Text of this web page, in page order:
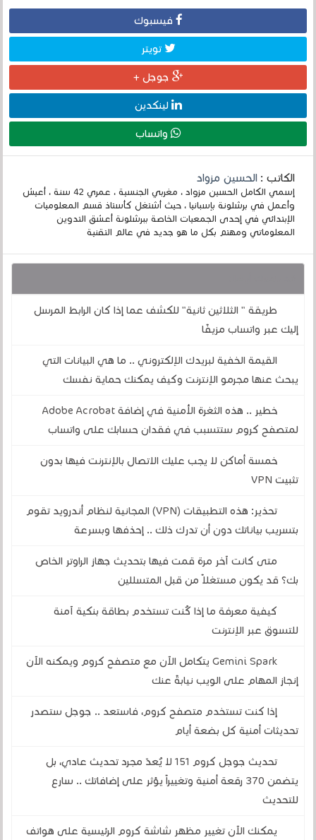
فيسبوك
تويتر
جوجل +
لينكدين
واتساب
الكاتب :الحسين مزواد
إسمي الكامل الحسين مزواد ، مغربي الجنسية ، عمري 42 سنة ، أعيش
وأعمل في برشلونة بإسبانيا ، حيث أشتغل كأستاذ قسم المعلوميات
الإبتدائي في إحدى الجمعيات الخاصة ببرشلونة أعشق التدوين
المعلوماتي ومهتم بكل ما هو جديد في عالم التقنية
طريقة " الثلاثين ثانية" للكشف عما إذا كان الرابط المرسل
إليك عبر واتساب مزيفًا
القيمة الخفية لبريدك الإلكتروني .. ما هي البيانات التي
يبحث عنها مجرمو الإنترنت وكيف يمكنك حماية نفسك
خطير .. هذه الثغرة الأمنية في إضافة Adobe Acrobat
لمتصفح كروم ستتسبب في فقدان حسابك على واتساب
خمسة أماكن لا يجب عليك الاتصال بالإنترنت فيها بدون
تثبيت VPN
تحذير: هذه التطبيقات (VPN) المجانية لنظام أندرويد تقوم
بتسريب بياناتك دون أن تدرك ذلك .. إحذفها وبسرعة
متى كانت آخر مرة قمت فيها بتحديث جهاز الراوتر الخاص
بك؟ قد يكون مستغلاً من قبل المتسللين
كيفية معرفة ما إذا كُنت تستخدم بطاقة بنكية آمنة
للتسوق عبر الإنترنت
Gemini Spark يتكامل الآن مع متصفح كروم ويمكنه الآن
إنجاز المهام على الويب نيابةً عنك
إذا كنت تستخدم متصفح كروم، فاستعد .. جوجل ستصدر
تحديثات أمنية كل بضعة أيام
تحديث جوجل كروم 151 لا يُعدّ مجرد تحديث عادي، بل
يتضمن 370 رقعة أمنية وتغييراً يؤثر على إضافاتك .. سارع
للتحديث
يمكنك الآن تغيير مظهر شاشة كروم الرئيسية على هواتف